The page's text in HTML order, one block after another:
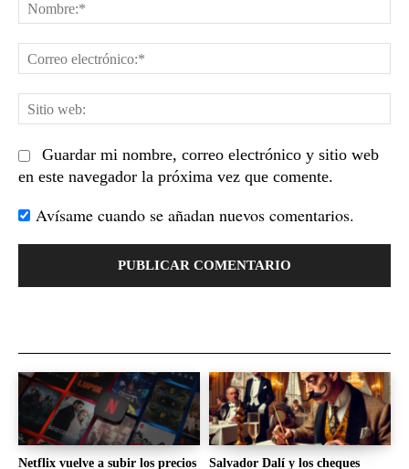
Guardar mi nombre, correo electrónico y sitio web
en este navegador la próxima vez que comente.
Avísame cuando se añadan nuevos comentarios.
Netflix vuelve a subir los precios Salvador Dalí y los cheques